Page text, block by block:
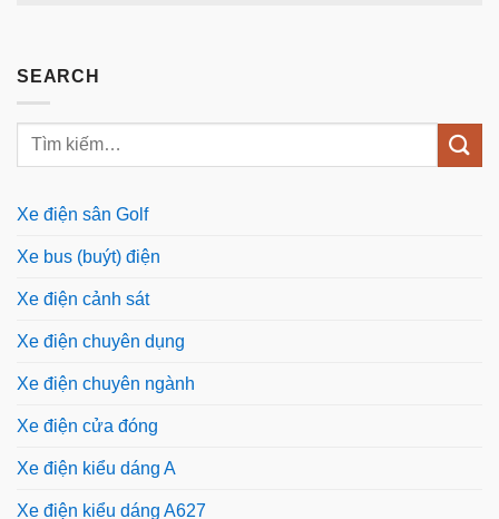
SEARCH
Xe điện sân Golf
Xe bus (buýt) điện
Xe điện cảnh sát
Xe điện chuyên dụng
Xe điện chuyên ngành
Xe điện cửa đóng
Xe điện kiểu dáng A
Xe điện kiểu dáng A627